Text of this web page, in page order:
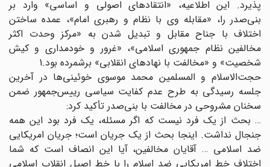
پذیرد. این اطلاعیه، «انتقادهای اصولی و اساسی» وارد بر
بنی‌صدر را، «مقابله وی با نظام و رهبری امام»، عمده ساختن
اختلاف با جناح مقابل و تبدیل شدن به «مرکز وحدت اکثر
مخالفین نظام جمهوری اسلامی»، «غرور و خودمداری و کیش
شخصیت» و «مخالفت با نهادهای انقلابی» برشمرده بود.1
حجت‌الاسلام و المسلمین محمد موسوی خوئینی‌ها در آخرین
جلسه رسیدگی به طرح عدم کفایت سیاسی رییس‌جمهور ضمن
سخنان مشروحی در مخالفت با بنی‌صدر تأکید کرد:
… بحث از یک فرد نیست که اگر مسئله، یک فرد بود این همه
جنجال نداشت. اینجا بحث از یک جریان است؛ جریان امریکایی
ضد اسلامی … آقایان مخالفین، آیا این انصاف است که شما
اختلاف خط امریکایی ضد اسلام را با خط اصیل انقلاب اسلامی